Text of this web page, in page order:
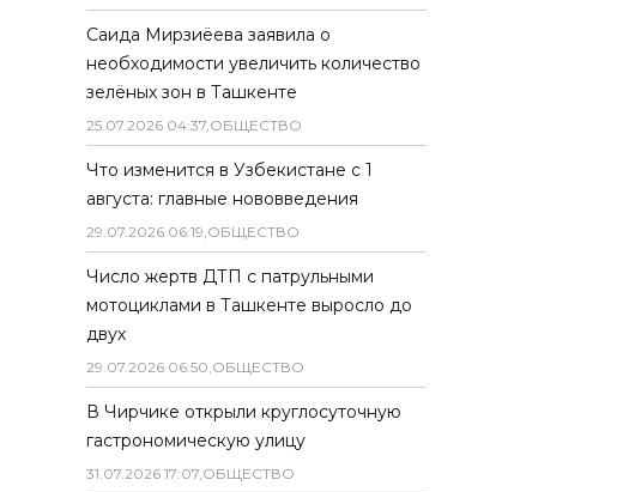
Саида Мирзиёева заявила о
необходимости увеличить количество
зелёных зон в Ташкенте
25.07.2026 04:37,ОБЩЕСТВО
Что изменится в Узбекистане с 1
августа: главные нововведения
29.07.2026 06:19,ОБЩЕСТВО
Число жертв ДТП с патрульными
мотоциклами в Ташкенте выросло до
двух
29.07.2026 06:50,ОБЩЕСТВО
В Чирчике открыли круглосуточную
гастрономическую улицу
31.07.2026 17:07,ОБЩЕСТВО